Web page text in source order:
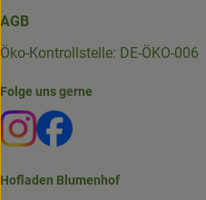
AGB
Öko-Kontrollstelle: DE-ÖKO-006
Folge uns gerne
Externer Link zu https://
Externer Link zu
Hofladen Blumenhof